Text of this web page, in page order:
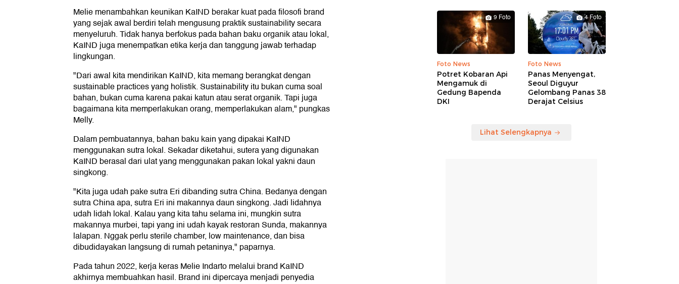
Melie menambahkan keunikan KaIND berakar kuat pada filosofi brand
yang sejak awal berdiri telah mengusung praktik sustainability secara
menyeluruh. Tidak hanya berfokus pada bahan baku organik atau lokal,
KaIND juga menempatkan etika kerja dan tanggung jawab terhadap
lingkungan.
"Dari awal kita mendirikan KaIND, kita memang berangkat dengan
sustainable practices yang holistik. Sustainability itu bukan cuma soal
bahan, bukan cuma karena pakai katun atau serat organik. Tapi juga
bagaimana kita memperlakukan orang, memperlakukan alam," pungkas
Melly.
Dalam pembuatannya, bahan baku kain yang dipakai KaIND
menggunakan sutra lokal. Sekadar diketahui, sutera yang digunakan
KaIND berasal dari ulat yang menggunakan pakan lokal yakni daun
singkong.
"Kita juga udah pake sutra Eri dibanding sutra China. Bedanya dengan
sutra China apa, sutra Eri ini makannya daun singkong. Jadi lidahnya
udah lidah lokal. Kalau yang kita tahu selama ini, mungkin sutra
makannya murbei, tapi yang ini udah kayak restoran Sunda, makannya
lalapan. Nggak perlu sterile chamber, low maintenance, dan bisa
dibudidayakan langsung di rumah petaninya," paparnya.
Pada tahun 2022, kerja keras Melie Indarto melalui brand KaIND
akhirnya membuahkan hasil. Brand ini dipercaya menjadi penyedia
9 Foto
Foto News
Potret Kobaran Api
Mengamuk di
Gedung Bapenda
DKI
4 Foto
Foto News
Panas Menyengat,
Seoul Diguyur
Gelombang Panas 38
Derajat Celsius
Lihat Selengkapnya